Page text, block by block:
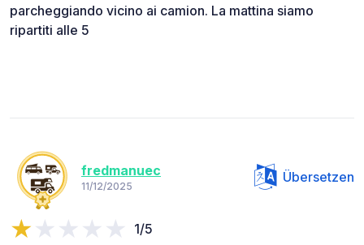
parcheggiando vicino ai camion. La mattina siamo
ripartiti alle 5
fredmanuec
11/12/2025
Übersetzen
1/5